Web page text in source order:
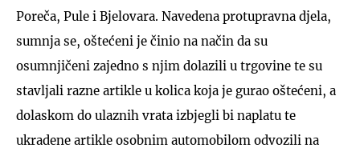
Poreča, Pule i Bjelovara. Navedena protupravna djela,
sumnja se, oštećeni je činio na način da su
osumnjičeni zajedno s njim dolazili u trgovine te su
stavljali razne artikle u kolica koja je gurao oštećeni, a
dolaskom do ulaznih vrata izbjegli bi naplatu te
ukradene artikle osobnim automobilom odvozili na